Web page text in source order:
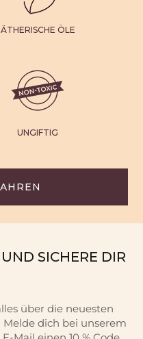
ÄTHERISCHE ÖLE
UNGIFTIG
SICHERE DIR
über die neuesten
dich bei unserem